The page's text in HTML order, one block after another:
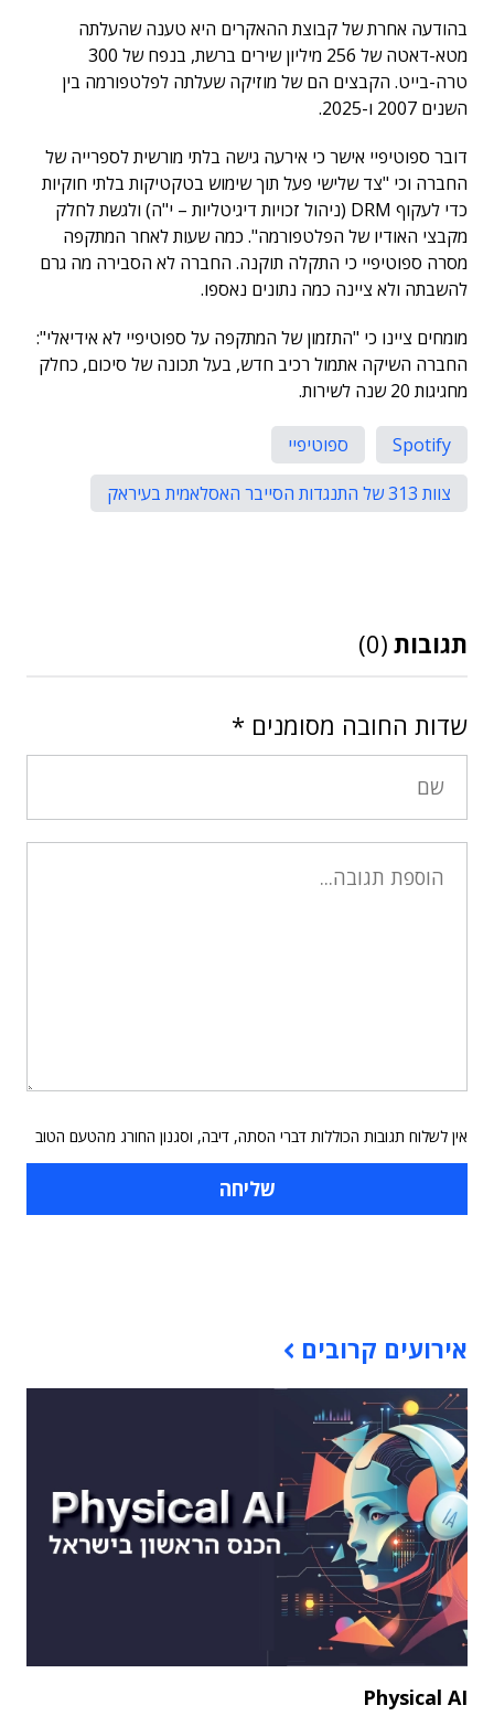
בהודעה אחרת של קבוצת ההאקרים היא טענה שהעלתה
מטא-דאטה של 256 מיליון שירים ברשת, בנפח של 300
טרה-בייט. הקבצים הם של מוזיקה שעלתה לפלטפורמה בין
השנים 2007 ו-2025.
דובר ספוטיפיי אישר כי אירעה גישה בלתי מורשית לספרייה של
החברה וכי "צד שלישי פעל תוך שימוש בטקטיקות בלתי חוקיות
כדי לעקוף DRM (ניהול זכויות דיגיטליות – י"ה) ולגשת לחלק
מקבצי האודיו של הפלטפורמה". כמה שעות לאחר המתקפה
מסרה ספוטיפיי כי התקלה תוקנה. החברה לא הסבירה מה גרם
להשבתה ולא ציינה כמה נתונים נאספו.
מומחים ציינו כי "התזמון של המתקפה על ספוטיפיי לא אידיאלי":
החברה השיקה אתמול רכיב חדש, בעל תכונה של סיכום, כחלק
מחגיגות 20 שנה לשירות.
Spotify
ספוטיפיי
צוות 313 של התנגדות הסייבר האסלאמית בעיראק
תגובות (0)
שדות החובה מסומנים *
אין לשלוח תגובות הכוללות דברי הסתה, דיבה, וסגנון החורג מהטעם הטוב
אירועים קרובים
Physical AI